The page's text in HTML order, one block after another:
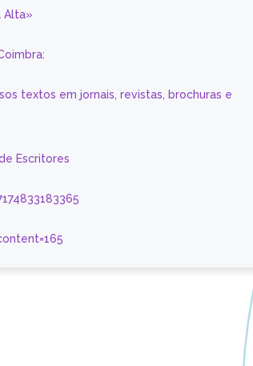
Alta»
textos em jornais, revistas, brochuras e
Escritores